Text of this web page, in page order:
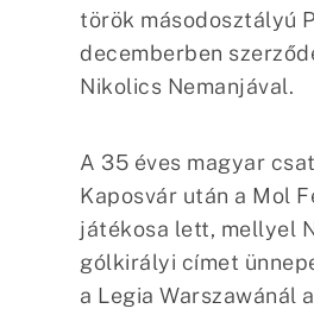
török másodosztályú
decemberben
Nikolics Nemanjával.
A 35 éves magyar
Kaposvár után a Mol
játékosa lett, mellyel
gólkirályi címet
a Legia Warszawánál